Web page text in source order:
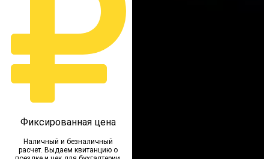
Фиксированная цена
Наличный и безналичный
расчет. Выдаем квитанцию о